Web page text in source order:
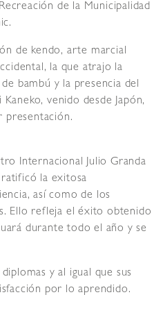
de la Municipalidad
de kendo, arte marcial
la que atrajo la
bambú y la presencia del
venido desde Japón,
presentación.
Internacional Julio Granda
la exitosa
así como de los
Ello refleja el éxito obtenido
durante todo el año y se
y al igual que sus
por lo aprendido.